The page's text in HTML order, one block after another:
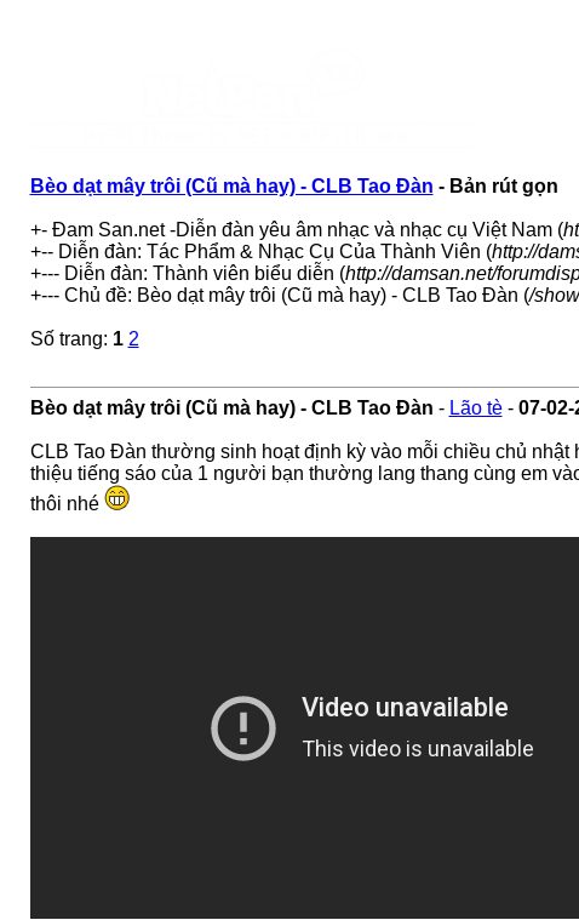
Bèo dạt mây trôi (Cũ mà hay) - CLB Tao Đàn - Bản rút gọn
+- Đam San.net -Diễn đàn yêu âm nhạc và nhạc cụ Việt Nam (
+-- Diễn đàn: Tác Phẩm & Nhạc Cụ Của Thành Viên (http://
+--- Diễn đàn: Thành viên biểu diễn (http://damsan.net/
+--- Chủ đề: Bèo dạt mây trôi (Cũ mà hay) - CLB Tao Đàn (/
Số trang: 1 2
Bèo dạt mây trôi (Cũ mà hay) - CLB Tao Đàn - Lão tè- 07-02-
CLB Tao Đàn thường sinh hoạt định kỳ vào mỗi chiều chủ
thiệu tiếng sáo của 1 người bạn thường lang thang cùng em
thôi nhé